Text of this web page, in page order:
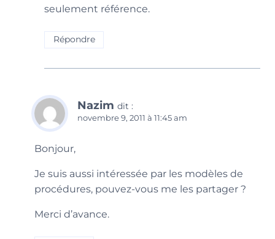
seulement référence.
Répondre
Nazim dit :
novembre 9, 2011 à 11:45 am
Bonjour,
Je suis aussi intéressée par les modèles de
procédures, pouvez-vous me les partager ?
Merci d’avance.